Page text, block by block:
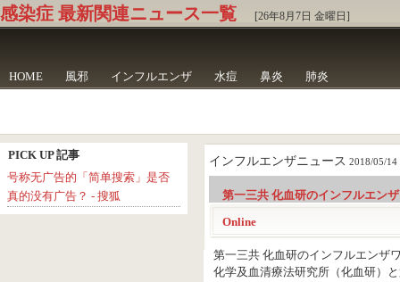
感染症 最新関連ニュース一覧 [26年8月7日 金曜日]
HOME 風邪 インフルエンザ 水痘 鼻炎 肺炎
インフルエンザニュース 2018/05/
第一三共 化血研のインフルエン
Online
第一三共 化血研のインフルエンザ
化学及血清療法研究所（化血研）
PICK UP 記事
号称无广告的「简单搜索」是否
真的没有广告？ - 搜狐